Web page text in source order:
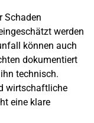
Schaden
werden
können auch
dokumentiert
technisch.
wirtschaftliche
eine klare